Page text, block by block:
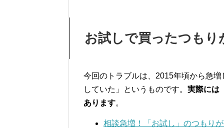
お試しで買ったつもり
今回のトラブルは、2015年頃から急
していた」というものです。 実際には
あります。
相談急増！「お試し」のつもり